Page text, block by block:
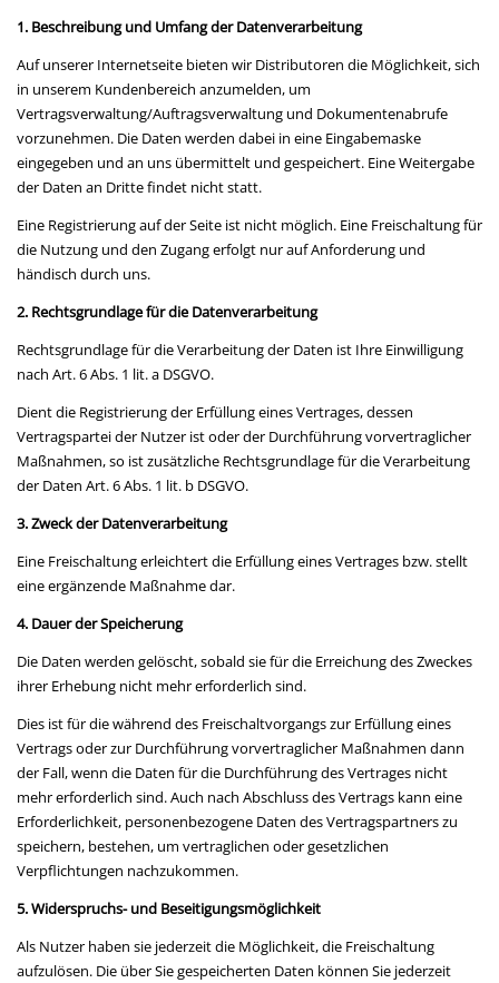
1. Beschreibung und Umfang der Datenverarbeitung
Auf unserer Internetseite bieten wir Distributoren die Möglichkeit, sich
in unserem Kundenbereich anzumelden, um
Vertragsverwaltung/Auftragsverwaltung und Dokumentenabrufe
vorzunehmen. Die Daten werden dabei in eine Eingabemaske
eingegeben und an uns übermittelt und gespeichert. Eine Weitergabe
der Daten an Dritte findet nicht statt.
Eine Registrierung auf der Seite ist nicht möglich. Eine Freischaltung für
die Nutzung und den Zugang erfolgt nur auf Anforderung und
händisch durch uns.
2. Rechtsgrundlage für die Datenverarbeitung
Rechtsgrundlage für die Verarbeitung der Daten ist Ihre Einwilligung
nach Art. 6 Abs. 1 lit. a DSGVO.
Dient die Registrierung der Erfüllung eines Vertrages, dessen
Vertragspartei der Nutzer ist oder der Durchführung vorvertraglicher
Maßnahmen, so ist zusätzliche Rechtsgrundlage für die Verarbeitung
der Daten Art. 6 Abs. 1 lit. b DSGVO.
3. Zweck der Datenverarbeitung
Eine Freischaltung erleichtert die Erfüllung eines Vertrages bzw. stellt
eine ergänzende Maßnahme dar.
4. Dauer der Speicherung
Die Daten werden gelöscht, sobald sie für die Erreichung des Zweckes
ihrer Erhebung nicht mehr erforderlich sind.
Dies ist für die während des Freischaltvorgangs zur Erfüllung eines
Vertrags oder zur Durchführung vorvertraglicher Maßnahmen dann
der Fall, wenn die Daten für die Durchführung des Vertrages nicht
mehr erforderlich sind. Auch nach Abschluss des Vertrags kann eine
Erforderlichkeit, personenbezogene Daten des Vertragspartners zu
speichern, bestehen, um vertraglichen oder gesetzlichen
Verpflichtungen nachzukommen.
5. Widerspruchs- und Beseitigungsmöglichkeit
Als Nutzer haben sie jederzeit die Möglichkeit, die Freischaltung
aufzulösen. Die über Sie gespeicherten Daten können Sie jederzeit